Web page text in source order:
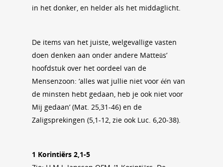
in het donker, en helder als het middaglicht.
De items van het juiste, welgevallige vasten
doen denken aan onder andere Matteüs’
hoofdstuk over het oordeel van de
Mensenzoon: ‘alles wat jullie niet voor één van
de minsten hebt gedaan, heb je ook niet voor
Mij gedaan’ (Mat. 25,31-46) en de
Zaligsprekingen (5,1-12, zie ook Luc. 6,20-38).
1 Korintiërs 2,1-5